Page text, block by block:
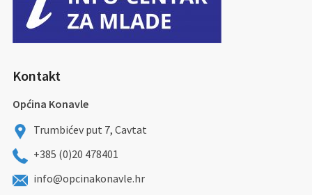
Kontakt
Općina Konavle
Trumbićev put 7, Cavtat
+385 (0)20 478401
info@opcinakonavle.hr